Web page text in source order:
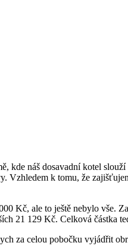
kde náš dosavadní kotel
Vzhledem k tomu, že
Kč, ale to ještě nebylo vše.
21 129 Kč. Celková částka
za celou pobočku vyjádřit